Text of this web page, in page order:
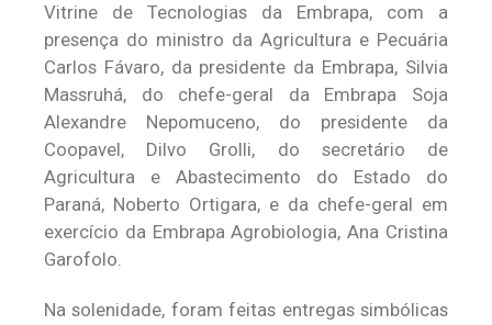
Vitrine de Tecnologias da Embrapa, com a
presença do ministro da Agricultura e Pecuária
Carlos Fávaro, da presidente da Embrapa, Silvia
Massruhá, do chefe-geral da Embrapa Soja
Alexandre Nepomuceno, do presidente da
Coopavel, Dilvo Grolli, do secretário de
Agricultura e Abastecimento do Estado do
Paraná, Noberto Ortigara, e da chefe-geral em
exercício da Embrapa Agrobiologia, Ana Cristina
Garofolo.
Na solenidade, foram feitas entregas simbólicas